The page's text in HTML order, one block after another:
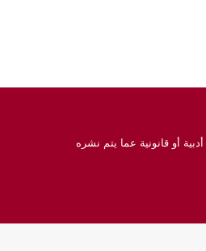
أو قانونية عما يتم نشره